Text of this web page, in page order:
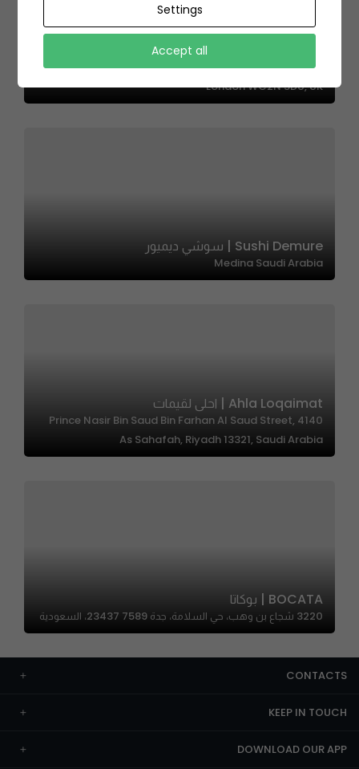
South Tottenham Railway Station, Charing Cross,
London WC2N 5DU, UK
Sushi Demure | سوشي ديميور
Medina Saudi Arabia
Ahla Loqaimat | احلى لقيمات
4140 Prince Nasir Bin Saud Bin Farhan Al Saud Street,
As Sahafah, Riyadh 13321, Saudi Arabia
BOCATA | بوكاتا
3220 شجاع بن وهب، حي السلامة، جدة 23437 7589، السعودية
CONTACTS
KEEP IN TOUCH
DOWNLOAD OUR APP
Settings
Accept all